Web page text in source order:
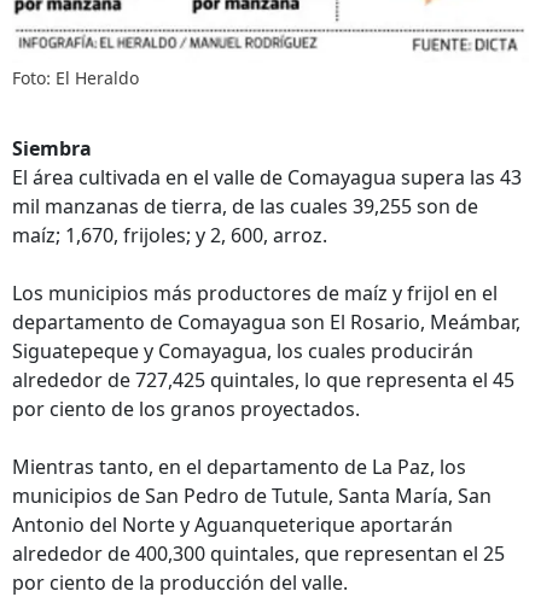
Foto: El Heraldo
Siembra
El área cultivada en el valle de Comayagua supera las 43
mil manzanas de tierra, de las cuales 39,255 son de
maíz; 1,670, frijoles; y 2, 600, arroz.
Los municipios más productores de maíz y frijol en el
departamento de Comayagua son El Rosario, Meámbar,
Siguatepeque y Comayagua, los cuales producirán
alrededor de 727,425 quintales, lo que representa el 45
por ciento de los granos proyectados.
Mientras tanto, en el departamento de La Paz, los
municipios de San Pedro de Tutule, Santa María, San
Antonio del Norte y Aguanqueterique aportarán
alrededor de 400,300 quintales, que representan el 25
por ciento de la producción del valle.